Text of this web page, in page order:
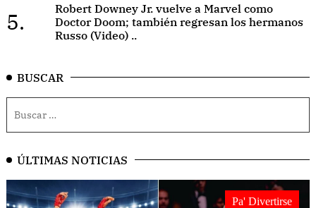
5.
Robert Downey Jr. vuelve a Marvel como
Doctor Doom; también regresan los hermanos
Russo (Video) ..
BUSCAR
ÚLTIMAS NOTICIAS
Pa' Divertirse